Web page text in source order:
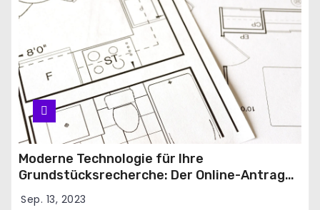
Moderne Technologie für Ihre
Grundstücksrecherche: Der Online-Antrag
für den Grundbuchauszug
Sep. 13, 2023